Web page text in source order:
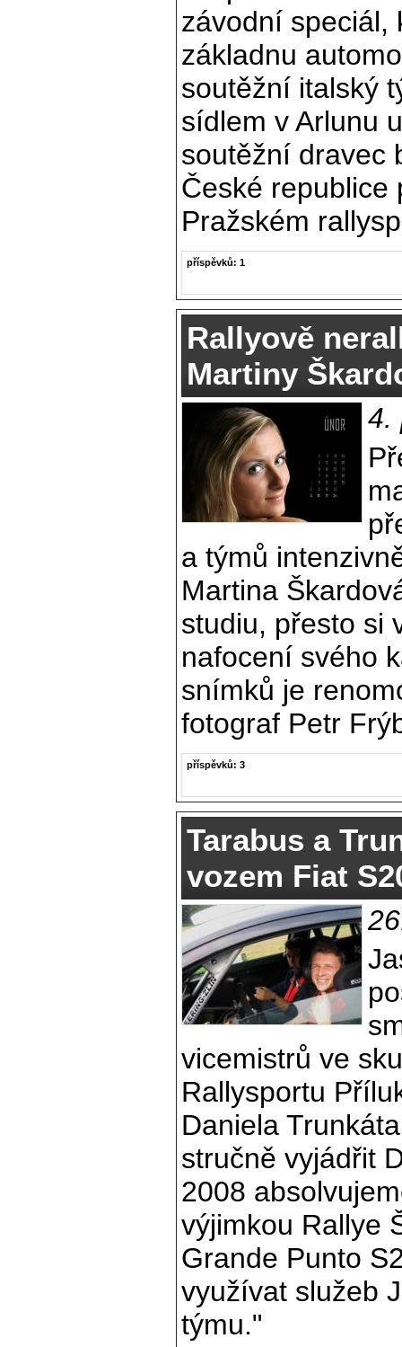
závodní speciál,
základnu
soutěžní italský
sídlem v Arlunu
soutěžní dravec
České republice
Pražském
příspěvků: 1
Rallyově
Martiny
4.
a týmů
Martina
studiu, přesto si
nafocení svého
snímků je
fotograf Petr
příspěvků: 3
Tarabus a
vozem Fiat
vicemistrů ve
Rallysportu
Daniela
stručně vyjádřit
2008
výjimkou Rallye
Grande Punto
využívat služeb
týmu."